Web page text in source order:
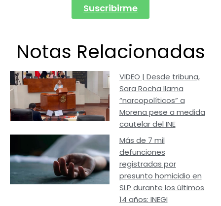
Suscribirme
Notas Relacionadas
VIDEO | Desde tribuna,
Sara Rocha llama
“narcopolíticos” a
Morena pese a medida
cautelar del INE
Más de 7 mil
defunciones
registradas por
presunto homicidio en
SLP durante los últimos
14 años: INEGI